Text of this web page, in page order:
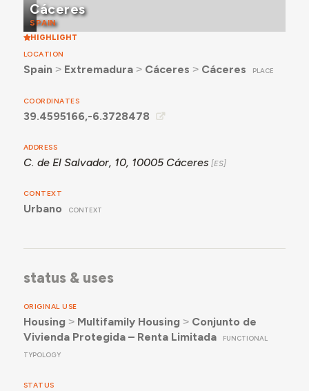
aparentan ser de autoconstrucción.
Cáceres
SPAIN
HIGHLIGHT
LOCATION
Spain ˃ Extremadura˃ Cáceres ˃ Cáceres PLACE
COORDINATES
39.4595166,-6.3728478
ADDRESS
C. de El Salvador, 10, 10005 Cáceres
CONTEXT
Urbano CONTEXT
status & uses
ORIGINAL USE
Housing ˃ Multifamily Housing ˃ Conjunto de
Vivienda Protegida – Renta Limitada
FUNCTIONAL
TYPOLOGY
STATUS